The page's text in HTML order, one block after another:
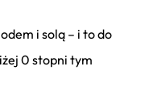
i solą – i to do
0 stopni tym